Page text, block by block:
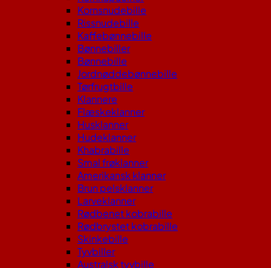
Kornsnudebille
Rissnudebille
Kaffebønnebille
Bønnebiller
Bønnebille
Jordnøddebønnebille
Tørfrugtbille
Klannere
Flæskeklanner
Husklanner
Hudeklanner
Khabrabille
Smal frøklanner
Amerikansk klanner
Brun pelsklanner
Larveklanner
Rødbenet kobrabille
Rødbrystet kobrabille
Skinkebille
Tyvbiller
Australsk tyvbille